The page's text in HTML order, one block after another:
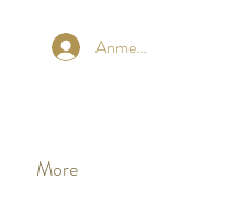
Anmelden
More